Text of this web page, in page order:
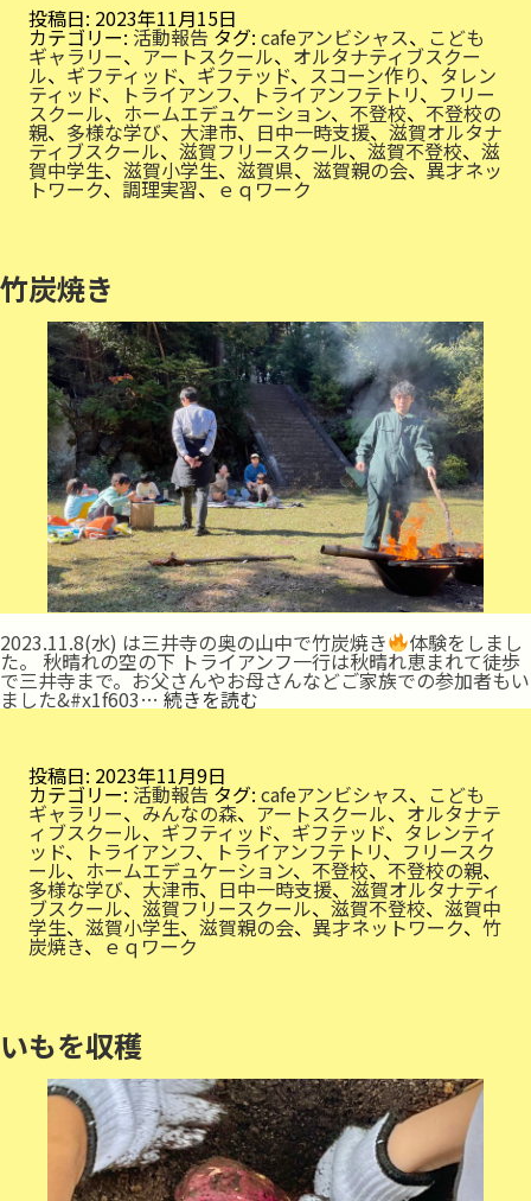
グ
投稿日: 2023年11月15日
カテゴリー: 活動報告 タグ: cafeアンビシャス、 こども
ギャラリー、アートスクール、 オルタナティブスクー
ル、 ギフティッド、 ギフテッド、 スコーン作り、 タレン
ティッド、 トライアンフ、 トライアンフテトリ、 フリー
スクール、 ホームエデュケーション、 不登校、不登校の
親、 多様な学び、大津市、 日中一時支援、滋賀オルタナ
ティブスクール、 滋賀フリースクール、滋賀不登校、 滋
賀中学生、 滋賀小学生、 滋賀県、 滋賀親の会、異才ネッ
トワーク、 調理実習、ｅｑワーク
竹炭焼き
2023.11.8(水) は三井寺の奥の山中で竹炭焼き 体験をしまし
た。 秋晴れの空の下 トライアンフ一行は秋晴れ恵まれて徒歩
で三井寺まで。お父さんやお母さんなどご家族での参加者もい
ました&#x1f603… 続きを読む竹
炭
投稿日: 2023年11月9日
カテゴリー: 活動報告 タグ: cafeアンビシャス、 こども
ギャラリー、 みんなの森、 アートスクール、 オルタナテ
ィブスクール、 ギフティッド、 ギフテッド、 タレンティ
ッド、 トライアンフ、 トライアンフテトリ、 フリースク
ール、 ホームエデュケーション、 不登校、 不登校の親、
多様な学び、 大津市、 日中一時支援、 滋賀オルタナティ
ブスクール、 滋賀フリースクール、 滋賀不登校、 滋賀中
学生、 滋賀小学生、 滋賀親の会、 異才ネットワーク、竹
炭焼き、 ｅｑワーク
いもを収穫